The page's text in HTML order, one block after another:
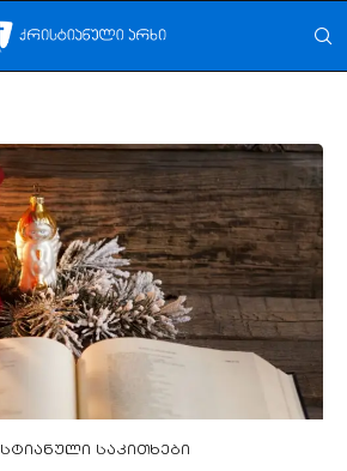
საკითხები